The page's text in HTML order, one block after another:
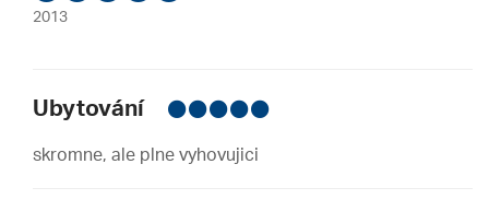
2013
Ubytování
skromne, ale plne vyhovujici